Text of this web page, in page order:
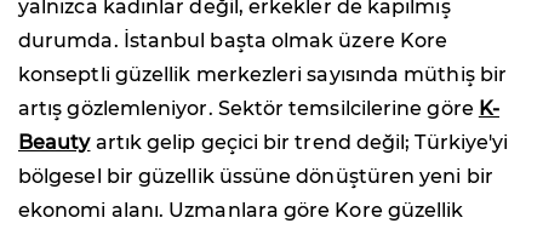
yalnızca kadınlar değil, erkekler de kapılmış
durumda. İstanbul başta olmak üzere Kore
konseptli güzellik merkezleri sayısında müthiş bir
artış gözlemleniyor. Sektör temsilcilerine göre K-
Beautyartık gelip geçici bir trend değil; Türkiye'yi
bölgesel bir güzellik üssüne dönüştüren yeni bir
ekonomi alanı. Uzmanlara göre Kore güzellik